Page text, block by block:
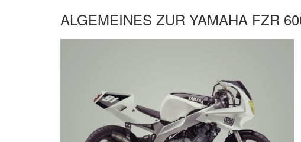
ALGEMEINES ZUR YAMAHA FZR